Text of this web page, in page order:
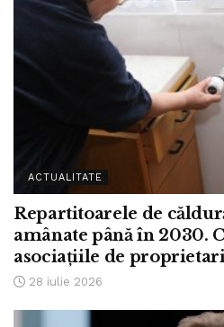
ACTUALITATE
Repartitoarele de
amânate până în 2030.
asociațiile de
28 iulie 2026